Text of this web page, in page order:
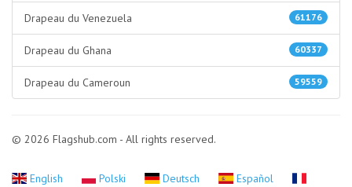
61176
Drapeau du Venezuela
60337
Drapeau du Ghana
59559
Drapeau du Cameroun
© 2026 Flagshub.com - All rights reserved.
English Polski Deutsch Español